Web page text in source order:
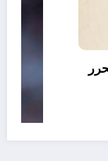
التحرر